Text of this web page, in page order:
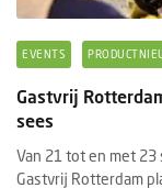
EVENTS
Gastvrij
sees
Van 21 tot en met
Gastvrij Rotterdam